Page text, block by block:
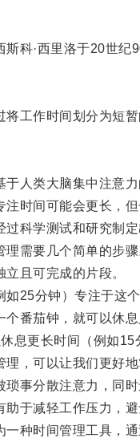
·西里洛于20世纪
作时间划分为短暂
人类大脑集中注意力
间可能会更长，但
学测试和研究制定
需要几个简单的步骤
且可完成的片段。
分钟）专注于这个
茄钟，就可以休息
更长时间（例如15
可以让我们更好地
分散注意力，同时
减轻工作压力，避
时间管理工具，通